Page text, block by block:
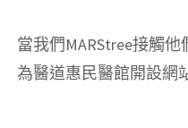
當我們MARStree接觸
為醫道惠民醫館開設網